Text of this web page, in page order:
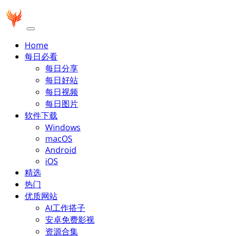
Home
每日必看
每日分享
每日好站
每日视频
每日图片
软件下载
Windows
macOS
Android
iOS
精选
热门
优质网站
AI工作搭子
安卓免费影视
资源合集